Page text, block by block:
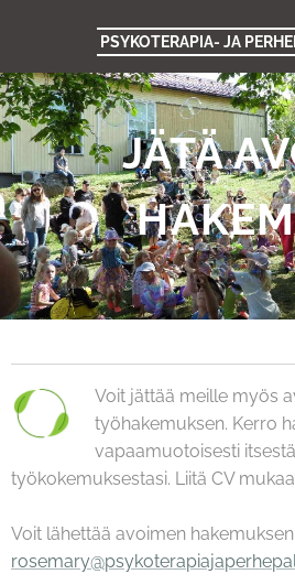
PSYKOTERAPIA- JA
JÄTÄ
Voit jättää meille myös
työhakemuksen. Kerro
vapaamuotoisesti
työkokemuksestasi. Liitä CV
Voit lähettää avoimen hakemuksen: